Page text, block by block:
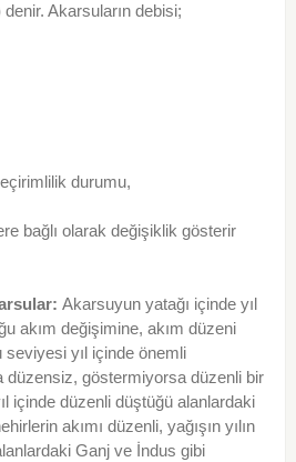
denir. Akarsuların debisi;
durumu,
bağlı olarak değişiklik gösterir
Akarsuyun yatağı içinde yıl
akım değişimine, akım düzeni
yıl içinde önemli
düzensiz, göstermiyorsa düzenli bir
içinde düzenli düştüğü alanlardaki
akımı düzenli, yağışın yılın
Ganj ve İndus gibi